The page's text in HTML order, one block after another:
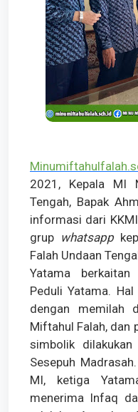
2021, Kepala MI
Tengah, Bapak
informasi dari
grup whatsapp
Falah Undaan
Yatama
Peduli Yatama.
dengan memilah
Miftahul Falah, dan
simbolik
Sesepuh
MI, ketiga
menerima Infaq